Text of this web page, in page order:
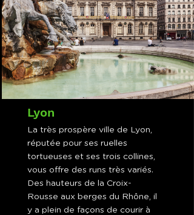
Lyon
La très prospère ville de Lyon,
réputée pour ses ruelles
tortueuses et ses trois collines,
vous offre des runs très variés.
Des hauteurs de la Croix-
Rousse aux berges du Rhône, il
y a plein de façons de courir à